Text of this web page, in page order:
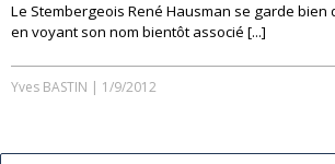
Le Stembergeois René Hausman se garde bien
en voyant son nom bientôt associé [...]
Yves BASTIN | 1/9/2012